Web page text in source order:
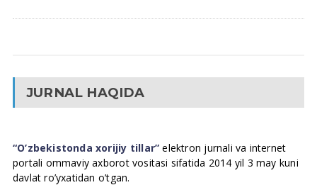
JURNAL HAQIDA
“O’zbekistonda xorijiy tillar” elektron jurnali va internet
portali ommaviy axborot vositasi sifatida 2014 yil 3 may kuni
davlat ro’yxatidan o’tgan.